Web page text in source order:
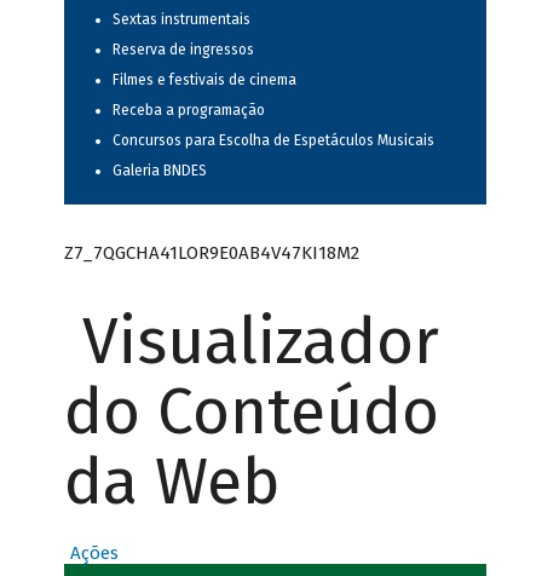
Sextas instrumentais
Reserva de ingressos
Filmes e festivais de cinema
Receba a programação
Concursos para Escolha de Espetáculos Musicais
Galeria BNDES
Z7_7QGCHA41LOR9E0AB4V47KI18M2
Visualizador
do Conteúdo
da Web
Ações